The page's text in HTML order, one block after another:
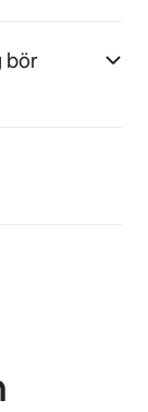
bör